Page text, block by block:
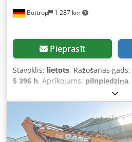
Bottrop 1 287 km
Pieprasīt
Stāvoklis: lietots, Ražošanas gads:
5 396 h, Aprīkojums: pilnpiedziņa,